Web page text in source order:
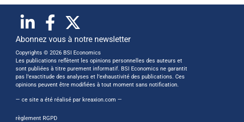
Abonnez vous à notre newsletter
Copyrights © 2026 BSI Economics
Les publications reflètent les opinions personnelles des auteurs et
sont publiées à titre purement informatif. BSI Economics ne garantit
pas l’exactitude des analyses et l’exhaustivité des publications. Ces
opinions peuvent être modifiées à tout moment sans notification.
— ce site a été réalisé par kreaxion.com —
règlement RGPD